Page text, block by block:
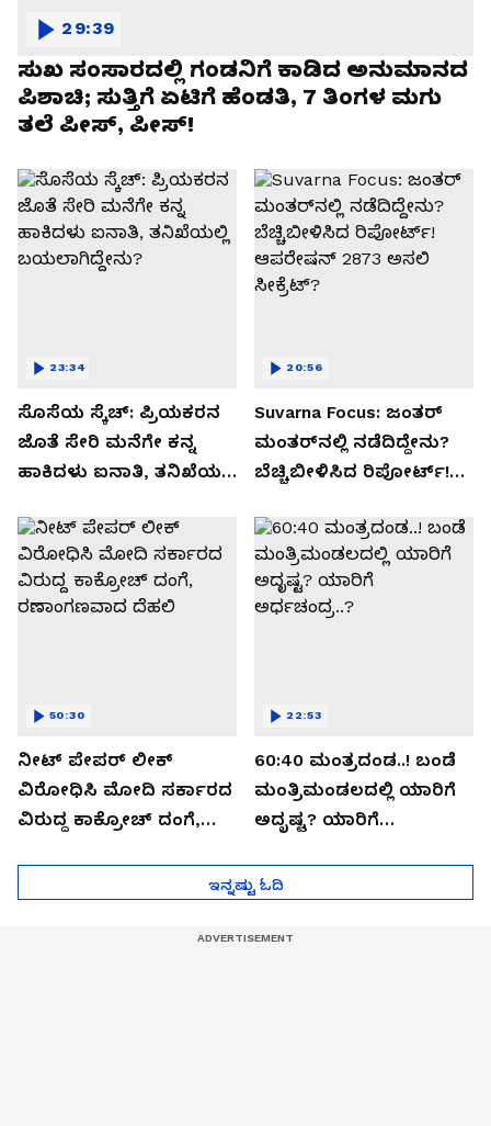
ಸುಖ ಸಂಸಾರದಲ್ಲಿ ಗಂಡನಿಗೆ ಕಾಡಿದ ಅನುಮಾನದ
ಪಿಶಾಚಿ; ಸುತ್ತಿಗೆ ಏಟಿಗೆ ಹೆಂಡತಿ, 7 ತಿಂಗಳ ಮಗು
ತಲೆ ಪೀಸ್, ಪೀಸ್!
29:39
ಸೊಸೆಯ ಸ್ಕೆಚ್: ಪ್ರಿಯಕರನ
ಜೊತೆ ಸೇರಿ ಮನೆಗೇ ಕನ್ನ
ಹಾಕಿದಳು ಐನಾತಿ, ತನಿಖೆಯಲ್ಲಿ
23:34
Suvarna Focus: ಜಂತರ್
ಮಂತರ್‌ನಲ್ಲಿ ನಡೆದಿದ್ದೇನು?
ಬೆಚ್ಚಿಬೀಳಿಸಿದ ರಿಪೋರ್ಟ್!
ಸೀಕ್ರೆಟ್?
20:56
ನೀಟ್ ಪೇಪರ್ ಲೀಕ್
ವಿರೋಧಿಸಿ ಮೋದಿ ಸರ್ಕಾರದ
ವಿರುದ್ದ ಕಾಕ್ರೋಚ್ ದಂಗೆ,
50:30
60:40 ಮಂತ್ರದಂಡ..! ಬಂಡೆ
ಮಂತ್ರಿಮಂಡಲದಲ್ಲಿ ಯಾರಿಗೆ
ಅದೃಷ್ಟ? ಯಾರಿಗೆ
22:53
ಇನ್ನಷ್ಟು ಓದಿ